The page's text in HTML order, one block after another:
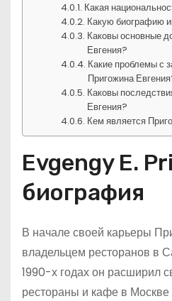
Какая
Какую биографию
Каковы основные
Евгения?
Какие проблемы с
Пригожина
Каковы
Евгения?
Кем является
Evgengy E.
биография
В начале своей карьеры
владельцем ресторанов в
1990-х годах он расширил
рестораны и кафе в Москве